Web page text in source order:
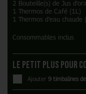
2 Bouteille(s) de Jus
1 Thermos de Café (1L)
1 Thermos d'eau
Consommables inclus
Le petit plus pour
Ajouter 9 timbalines